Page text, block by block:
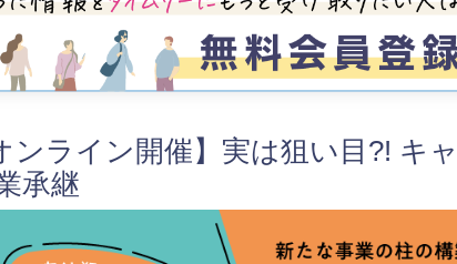
ンライン開催】実は狙い目?! キ
承継